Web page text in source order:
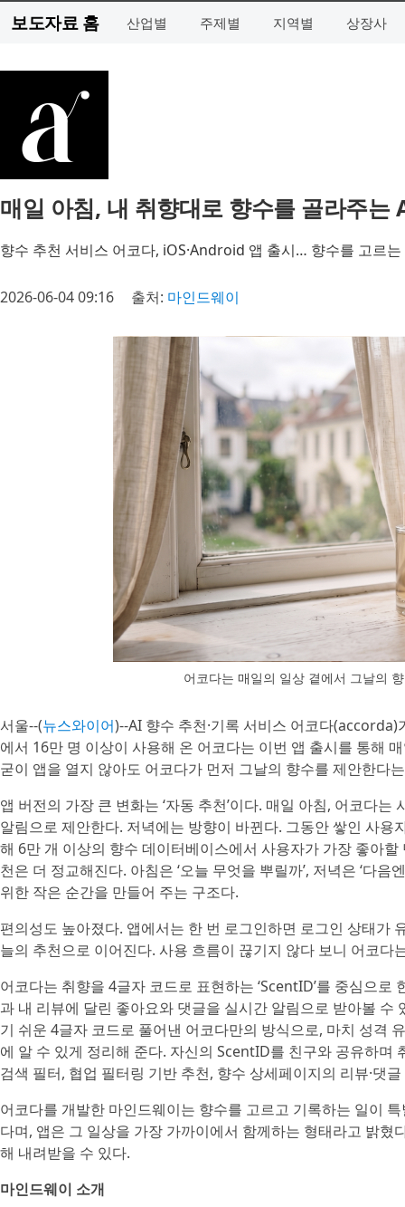
보도자료 홈 산업별 주제별 지역별 상장사
매일 아침, 내 취향대로 향수를 골라주는
향수 추천 서비스 어코다, iOS·Android 앱 출시… 향수를 고르
2026-06-04 09:16 출처: 마인드웨이
어코다는 매일의 일상 곁에서 그날의
서울--(뉴스와이어)--AI 향수 추천·기록 서비스 어코다
에서 16만 명 이상이 사용해 온 어코다는 이번 앱 출시를 통해
굳이 앱을 열지 않아도 어코다가 먼저 그날의 향수를 제안한다
앱 버전의 가장 큰 변화는 ‘자동 추천’이다. 매일 아침, 어코다
알림으로 제안한다. 저녁에는 방향이 바뀐다. 그동안 쌓인 사
해 6만 개 이상의 향수 데이터베이스에서 사용자가 가장 좋아
천은 더 정교해진다. 아침은 ‘오늘 무엇을 뿌릴까’, 저녁은 ‘다
위한 작은 순간을 만들어 주는 구조다.
편의성도 높아졌다. 앱에서는 한 번 로그인하면 로그인 상태가
늘의 추천으로 이어진다. 사용 흐름이 끊기지 않다 보니 어코다
어코다는 취향을 4글자 코드로 표현하는 ‘ScentID’를 중심으
과 내 리뷰에 달린 좋아요와 댓글을 실시간 알림으로 받아볼
기 쉬운 4글자 코드로 풀어낸 어코다만의 방식으로, 마치 성격
에 알 수 있게 정리해 준다. 자신의 ScentID를 친구와 공유하
검색 필터, 협업 필터링 기반 추천, 향수 상세페이지의 리뷰·댓
어코다를 개발한 마인드웨이는 향수를 고르고 기록하는 일이
다며, 앱은 그 일상을 가장 가까이에서 함께하는 형태라고 밝
해 내려받을 수 있다.
마인드웨이 소개